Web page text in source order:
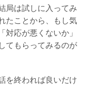
局は試しに入ってみ
たことから、もし気
対応が悪くないか」
てもらってみるのが
を終われば良いだけ